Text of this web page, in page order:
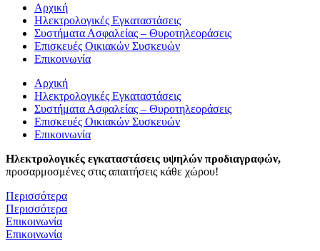
Αρχική
Ηλεκτρολογικές Εγκαταστάσεις
Συστήματα Ασφαλείας – Θυροτηλεοράσεις
Επισκευές Οικιακών Συσκευών
Επικοινωνία
Αρχική
Ηλεκτρολογικές Εγκαταστάσεις
Συστήματα Ασφαλείας – Θυροτηλεοράσεις
Επισκευές Οικιακών Συσκευών
Επικοινωνία
Ηλεκτρολογικές εγκαταστάσεις υψηλών προδιαγραφών,
προσαρμοσμένες στις απαιτήσεις κάθε χώρου!
Περισσότερα
Περισσότερα
Επικοινωνία
Επικοινωνία